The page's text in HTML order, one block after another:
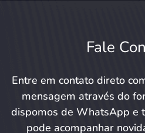
Fale
Entre em contato direto
mensagem através do
dispomos de WhatsApp e
pode acompanhar